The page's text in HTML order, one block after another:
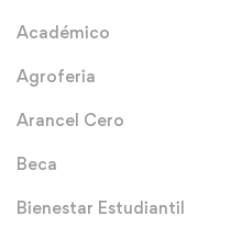
Académico
Agroferia
Arancel Cero
Beca
Bienestar Estudiantil